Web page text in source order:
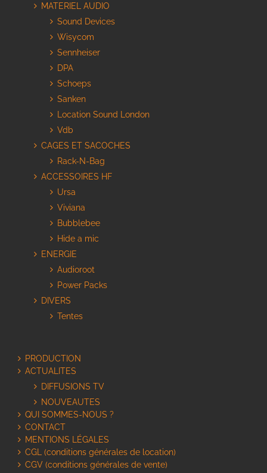
MATERIEL AUDIO
Sound Devices
Wisycom
Sennheiser
DPA
Schoeps
Sanken
Location Sound London
Vdb
CAGES ET SACOCHES
Rack-N-Bag
ACCESSOIRES HF
Ursa
Viviana
Bubblebee
Hide a mic
ENERGIE
Audioroot
Power Packs
DIVERS
Tentes
PRODUCTION
ACTUALITES
DIFFUSIONS TV
NOUVEAUTES
QUI SOMMES-NOUS ?
CONTACT
MENTIONS LÉGALES
CGL (conditions générales de location)
CGV (conditions générales de vente)